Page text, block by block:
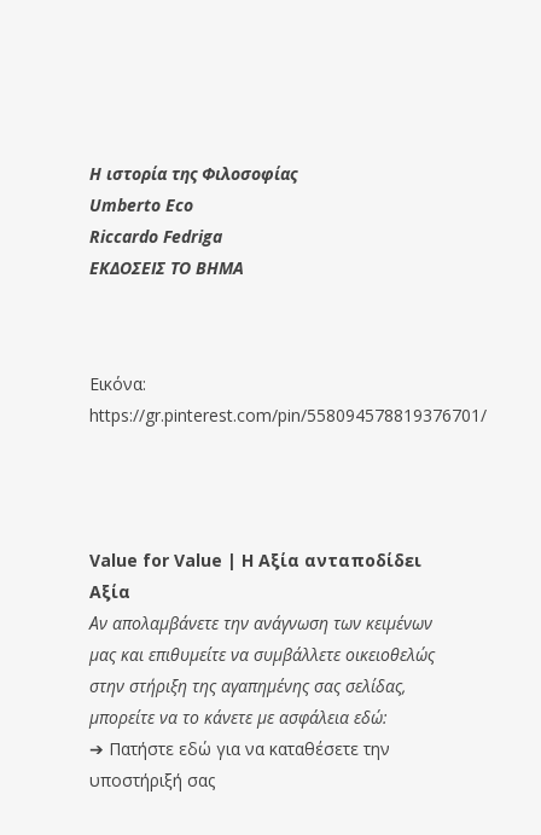
Η ιστορία της Φιλοσοφίας
Umberto Eco
Riccardo Fedriga
EΚΔΟΣΕΙΣ ΤΟ ΒΗΜΑ
Εικόνα:
https://gr.pinterest.com/pin/558094578819376701/
Value for Value | Η Αξία ανταποδίδει
Αξία
Αν απολαμβάνετε την ανάγνωση των κειμένων
μας και επιθυμείτε να συμβάλλετε οικειοθελώς
στην στήριξη της αγαπημένης σας σελίδας,
μπορείτε να το κάνετε με ασφάλεια εδώ:
➔ Πατήστε εδώ για να καταθέσετε την
υποστήριξή σας